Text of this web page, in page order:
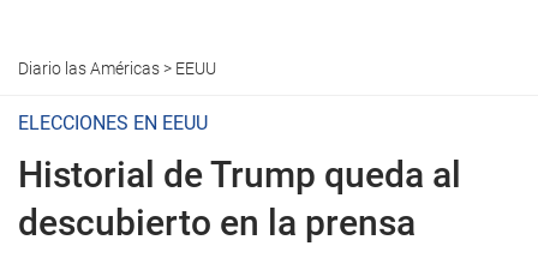
Diario las Américas> EEUU
ELECCIONES EN EEUU
Historial de Trump queda al
descubierto en la prensa